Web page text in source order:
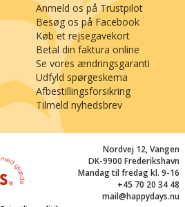
Anmeld os på Trustpilot
Besøg os på Facebook
Køb et rejsegavekort
Betal din faktura online
Se vores ændringsgaranti
Udfyld spørgeskema
Afbestillingsforsikring
Tilmeld nyhedsbrev
Nordvej 12, Vangen
DK-9900 Frederikshavn
Mandag til fredag kl. 9-16
+45 70 20 34 48
mail@happydays.nu